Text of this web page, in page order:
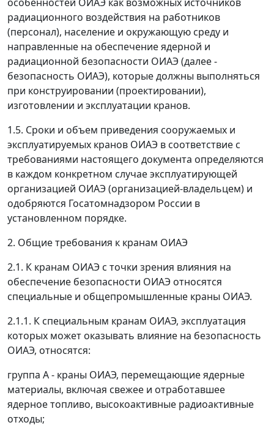
радиационного воздействия на работников
(персонал), население и окружающую среду и
направленные на обеспечение ядерной и
радиационной безопасности ОИАЭ (далее -
безопасность ОИАЭ), которые должны выполняться
при конструировании (проектировании),
изготовлении и эксплуатации кранов.
1.5. Сроки и объем приведения сооружаемых и
эксплуатируемых кранов ОИАЭ в соответствие с
требованиями настоящего документа определяются
в каждом конкретном случае эксплуатирующей
организацией ОИАЭ (организацией-владельцем) и
одобряются Госатомнадзором России в
установленном порядке.
2. Общие требования к кранам ОИАЭ
2.1. К кранам ОИАЭ с точки зрения влияния на
обеспечение безопасности ОИАЭ относятся
специальные и общепромышленные краны ОИАЭ.
2.1.1. К специальным кранам ОИАЭ, эксплуатация
которых может оказывать влияние на безопасность
ОИАЭ, относятся:
группа А - краны ОИАЭ, перемещающие ядерные
материалы, включая свежее и отработавшее
ядерное топливо, высокоактивные радиоактивные
отходы;